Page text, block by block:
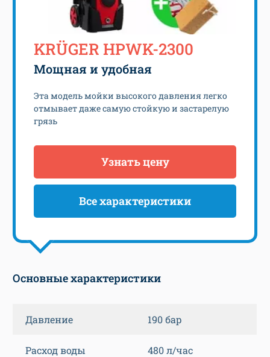
KRÜGER HPWK-2300
Мощная и удобная
Эта модель мойки высокого давления легко
отмывает даже самую стойкую и застарелую
грязь
Узнать цену
Все характеристики
Основные характеристики
Давление 190 бар
Расход воды 480 л/час